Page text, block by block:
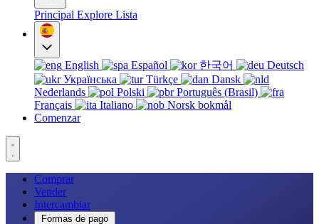
Principal Explore Lista
English Español 한국어
Deutsch
Українська
Türkçe
Dansk
Nederlands
Polski
Português (Brasil)
Français
Italiano
Norsk bokmål
Comenzar
Comprar
Vender
Intercambiar
Formas de pago